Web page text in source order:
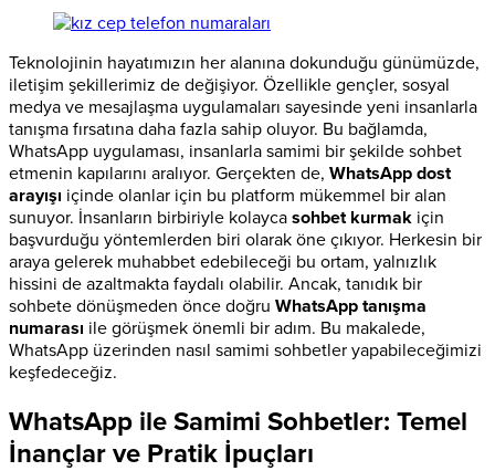
Teknolojinin hayatımızın her alanına dokunduğu günümüzde,
iletişim şekillerimiz de değişiyor. Özellikle gençler, sosyal
medya ve mesajlaşma uygulamaları sayesinde yeni insanlarla
tanışma fırsatına daha fazla sahip oluyor. Bu bağlamda,
WhatsApp uygulaması, insanlarla samimi bir şekilde sohbet
etmenin kapılarını aralıyor. Gerçekten de, WhatsApp dost
arayışı içinde olanlar için bu platform mükemmel bir alan
sunuyor. İnsanların birbiriyle kolayca sohbet kurmak için
başvurduğu yöntemlerden biri olarak öne çıkıyor. Herkesin bir
araya gelerek muhabbet edebileceği bu ortam, yalnızlık
hissini de azaltmakta faydalı olabilir. Ancak, tanıdık bir
sohbete dönüşmeden önce doğru WhatsApp tanışma
numarası ile görüşmek önemli bir adım. Bu makalede,
WhatsApp üzerinden nasıl samimi sohbetler yapabileceğimizi
keşfedeceğiz.
WhatsApp ile Samimi Sohbetler: Temel
İnançlar ve Pratik İpuçları